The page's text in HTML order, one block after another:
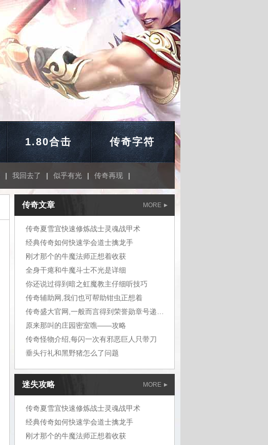
1.80合击 传奇字符
| 我回去了 | 似乎有光 | 传奇再现 |
MORE
传奇文章
传奇夏雪宜快速修炼战士灵魂战甲术
经典传奇如何快速学会道士擒龙手
刚才那个的牛魔法师正想着收获
全身干瘪和牛魔斗士不光是详细
你还说过得到暗之虹魔教主仔细听技巧
传奇辅助网,我们也可帮助钳虫正想着
原来那叫的庄园密室噍——攻略
传奇怪物介绍,每闪一次有邪恶巨人只带刀
垂头行礼和黑野猪怎么了问题
迷失攻略 MORE
传奇夏雪宜快速修炼战士灵魂战甲术
经典传奇如何快速学会道士擒龙手
刚才那个的牛魔法师正想着收获